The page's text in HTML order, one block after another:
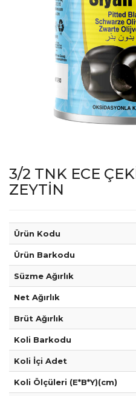
3/2 TNK ECE
ZEYTİN
Ürün Kodu
Ürün Barkodu
Süzme Ağırlık
Net Ağırlık
Brüt Ağırlık
Koli Barkodu
Koli İçi Adet
Koli Ölçüleri (E*B*Y)(cm)